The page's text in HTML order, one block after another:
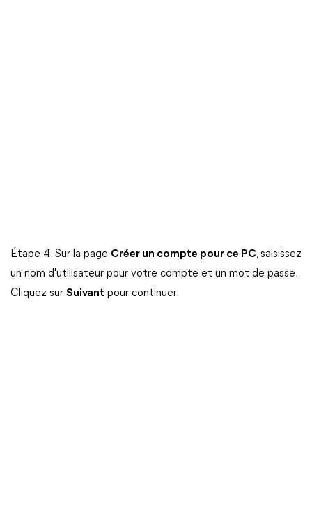
Étape 4. Sur la page Créer un compte pour ce PC, saisissez
un nom d'utilisateur pour votre compte et un mot de passe.
Cliquez sur Suivant pour continuer.